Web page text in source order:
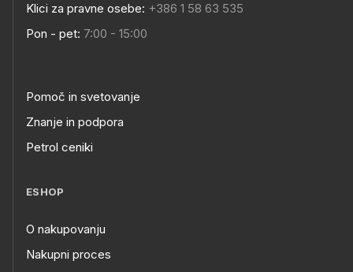
Klici za pravne osebe: +386 1 58 63 535
Pon - pet: 7:00 - 15:00
Pomoč in svetovanje
Znanje in podpora
Petrol ceniki
ESHOP
O nakupovanju
Nakupni proces